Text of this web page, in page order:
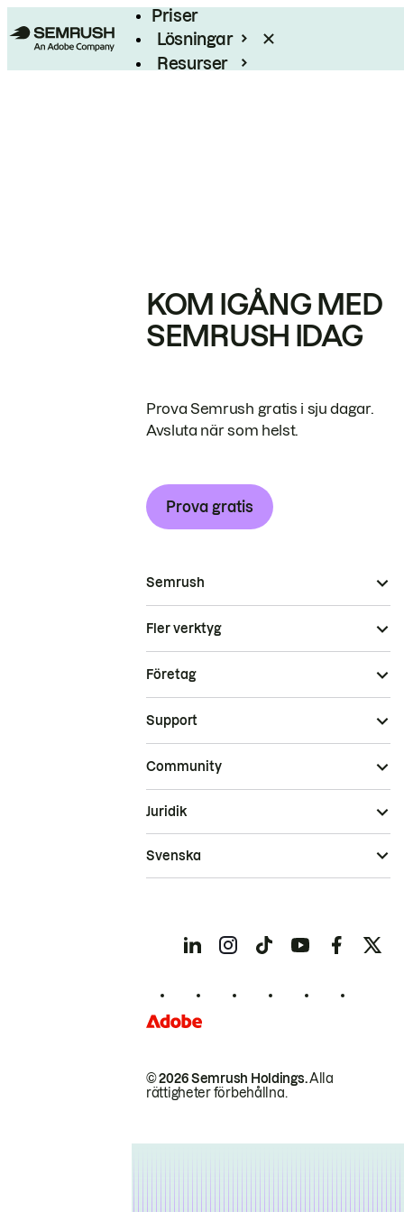
Priser
Lösningar
Resurser
KOM IGÅNG MED
SEMRUSH IDAG
Prova Semrush gratis i sju dagar.
Avsluta när som helst.
Prova gratis
Semrush
Fler verktyg
Företag
Support
Community
© 2026 Semrush Holdings.Alla
rättigheter förbehållna.
Juridik
Svenska